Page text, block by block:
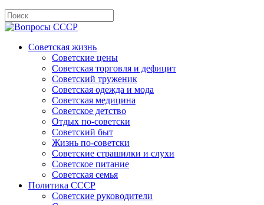
Советская жизнь
Советские цены
Советская торговля и дефицит
Советский труженик
Советская одежда и мода
Советская медицина
Советское детство
Отдых по-советски
Советский быт
Жизнь по-советски
Советские страшилки и слухи
Советское питание
Советская семья
Политика СССР
Советские руководители